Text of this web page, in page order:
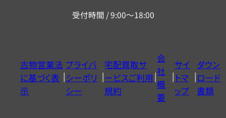
ー
ヤ
ル
0120604117
受付時間 / 9:00～18:00
古物営業法
に基づく表
示
プライバ
シーポリ
シー
宅配買取サ
ービスご利用
規約
会
社
概
要
サイ
トマ
ップ
ダウン
ロード
書類